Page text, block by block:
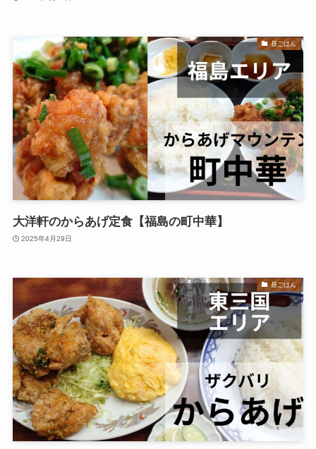
昼ごはん
大洋軒のからあげ定食【福島の町中華】
2025年4月29日
昼ごはん